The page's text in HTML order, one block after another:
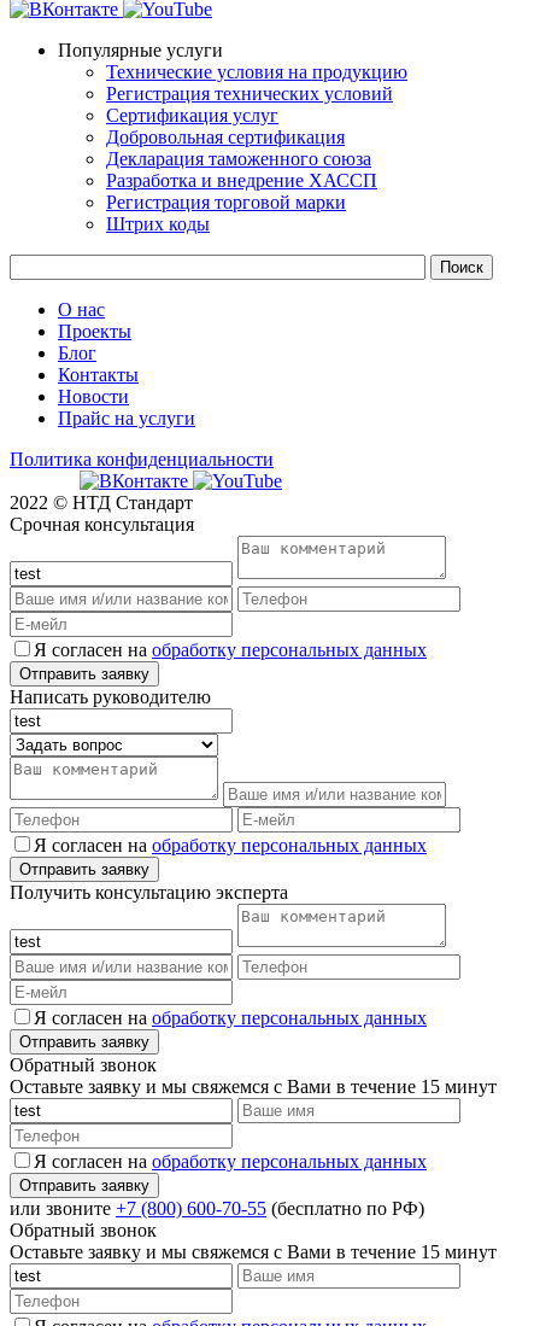
Популярные услуги
Технические условия на продукцию
Регистрация технических условий
Сертификация услуг
Добровольная сертификация
Декларация таможенного союза
Разработка и внедрение ХАССП
Регистрация торговой марки
Штрих коды
О нас
Проекты
Блог
Контакты
Новости
Прайс на услуги
Политика конфиденциальности
2022 © НТД Стандарт
Срочная консультация
Я согласен на обработку персональных данных
Написать руководителю
Я согласен на обработку персональных данных
Получить консультацию эксперта
Я согласен на обработку персональных данных
Обратный звонок
Оставьте заявку и мы свяжемся с Вами в течение 15 минут
Я согласен на обработку персональных данных
или звоните +7 (800) 600-70-55 (бесплатно по РФ)
Обратный звонок
Оставьте заявку и мы свяжемся с Вами в течение 15 минут